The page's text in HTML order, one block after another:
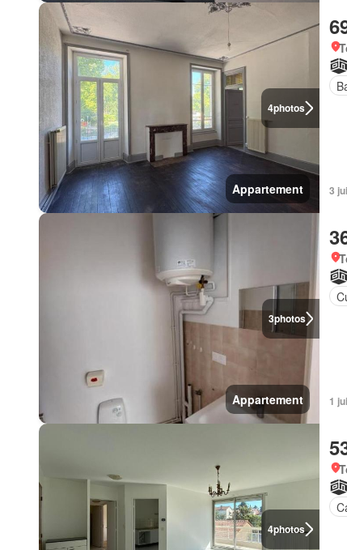
4photos
Appartement 3
3photos
Appartement 1
4photos